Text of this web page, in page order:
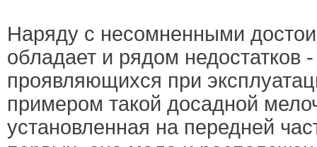
Наряду с несомненными
обладает и рядом недостатков
проявляющихся при
примером такой досадной
установленная на передней